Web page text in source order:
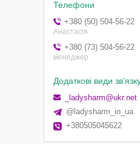
+380 (50) 504-56-22
Анастасія
+380 (73) 504-56-22
менеджер
_ladysharm@ukr.net
@ladysharm_in_ua
+380505045622